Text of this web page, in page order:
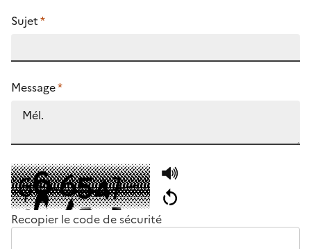
Sujet*
Message*
Recopier le code de sécurité